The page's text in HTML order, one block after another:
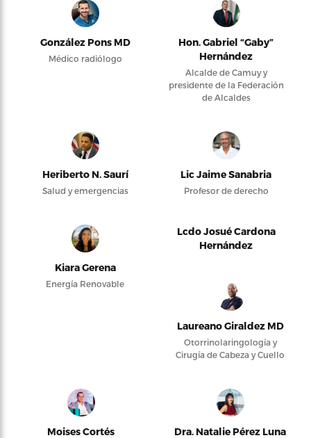
González Pons MD
Médico radiólogo
Hon. Gabriel “Gaby”
Hernández
Alcalde de Camuy y
presidente de la Federación
de Alcaldes
Heriberto N. Saurí
Salud y emergencias
Lic Jaime Sanabria
Profesor de derecho
Kiara Gerena
Energía Renovable
Lcdo Josué Cardona
Hernández
Laureano Giraldez MD
Otorrinolaringología y
Cirugía de Cabeza y Cuello
Moises Cortés Dra. Natalie Pérez Luna